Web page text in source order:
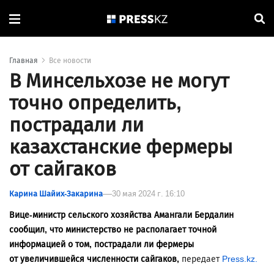
Главная Все новости
В Минсельхозе не могут
точно определить,
пострадали ли
казахстанские фермеры
от сайгаков
Карина Шайих-Закарина 30 мая 2024 г. 16:10
Вице-министр сельского хозяйства Амангали Бердалин
сообщил, что министерство не располагает точной
информацией о том, пострадали ли фермеры
от увеличившейся численности сайгаков, передает Press.kz.